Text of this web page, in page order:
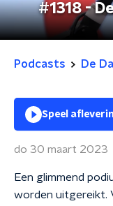
#1318 -
Podcasts De
Speel
do 30 maart 2023
Een glimmend
worden uitgereikt.